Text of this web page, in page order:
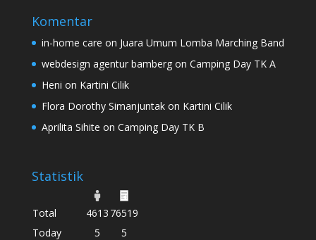
Komentar
in-home care on Juara Umum Lomba Marching Band
webdesign agentur bambergon Camping Day TK A
Heni on Kartini Cilik
Flora Dorothy Simanjuntakon Kartini Cilik
Aprilita Sihite on Camping Day TK B
Statistik
Total 4613 76519
Today
5 5